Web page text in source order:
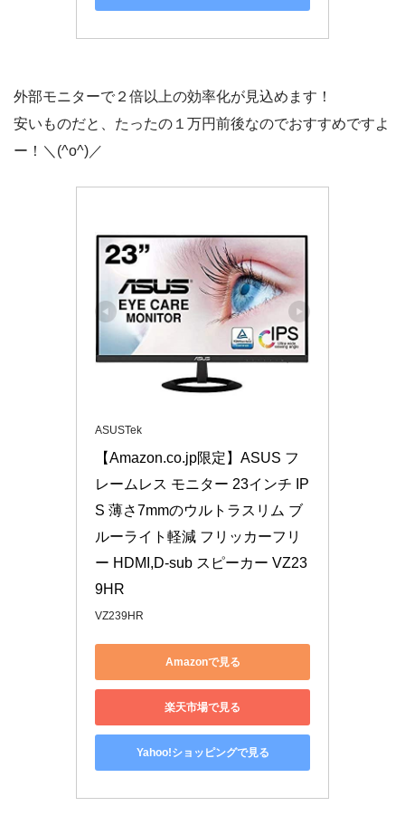
外部モニターで２倍以上の効率化が見込めます！
安いものだと、たったの１万円前後なのでおすすめですよ
ー！＼(^o^)／
ASUSTek
【Amazon.co.jp限定】ASUS フ
レームレス モニター 23インチ IP
S 薄さ7mmのウルトラスリム ブ
ルーライト軽減 フリッカーフリ
ー HDMI,D-sub スピーカー VZ23
9HR
VZ239HR
Amazonで見る
楽天市場で見る
Yahoo!ショッピングで見る